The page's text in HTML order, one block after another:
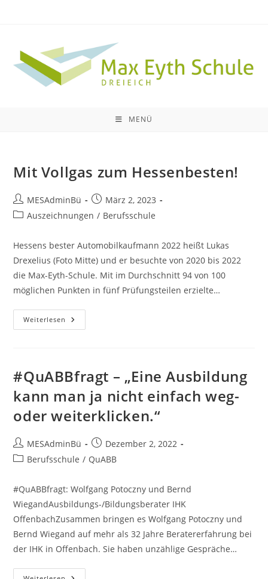
MENÜ
Mit Vollgas zum Hessenbesten!
Beitrags-
Autor:
MESAdminBü
Beitrag
veröffentlicht:
März 2, 2023
Beitrags-
Auszeichnungen / Berufsschule
Hessens bester Automobilkaufmann 2022 heißt Lukas
Drexelius (Foto Mitte) und er besuchte von 2020 bis 2022
die Max-Eyth-Schule. Mit im Durchschnitt 94 von 100
möglichen Punkten in fünf Prüfungsteilen erzielte…
Weiterlesen Mit
Vollgas
#QuABBfragt – „Eine Ausbildung
kann man ja nicht einfach weg-
oder weiterklicken.“
Beitrags-
Autor:
MESAdminBü
Beitrag
veröffentlicht:
Dezember 2, 2022
Beitrags-
Berufsschule / QuABB
#QuABBfragt: Wolfgang Potoczny und Bernd
WiegandAusbildungs-/Bildungsberater IHK
OffenbachZusammen bringen es Wolfgang Potoczny und
Bernd Wiegand auf mehr als 32 Jahre Beratererfahrung bei
der IHK in Offenbach. Sie haben unzählige Gespräche…